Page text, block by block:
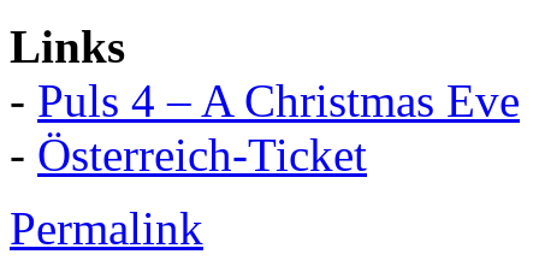
Links
- Puls 4 – A Christmas Eve
- Österreich-Ticket
Permalink